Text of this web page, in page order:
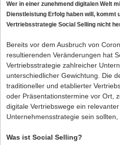
Wer in einer zunehmend digitalen Welt
Dienstleistung Erfolg haben will, kommt
Vertriebsstrategie Social Selling nicht
Bereits vor dem Ausbruch von
resultierenden Veränderungen hat
Vertriebsstrategie zahlreicher
unterschiedlicher Gewichtung. Die
traditioneller und etablierter
oder Präsentationstermine vor Ort,
digitale Vertriebswege ein
Unternehmensstrategie sein
Was ist Social Selling?